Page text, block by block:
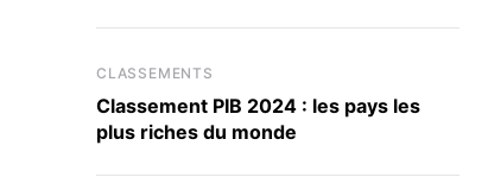
CLASSEMENTS
Classement PIB 2024 : les pays les
plus riches du monde